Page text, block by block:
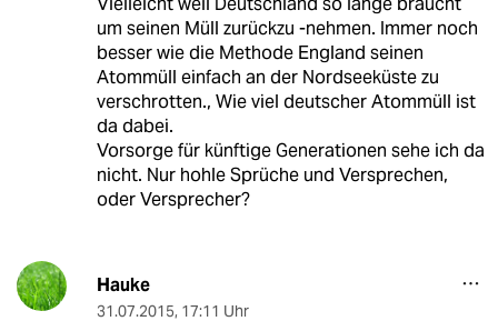
um seinen Müll zurückzu -nehmen. Immer noch
besser wie die Methode England seinen
Atommüll einfach an der Nordseeküste zu
verschrotten., Wie viel deutscher Atommüll ist
da dabei.
Vorsorge für künftige Generationen sehe ich da
nicht. Nur hohle Sprüche und Versprechen,
oder Versprecher?
Hauke
31.07.2015, 17:11 Uhr